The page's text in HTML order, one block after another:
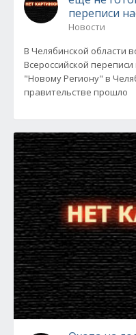
переписи
Новости
В Челябинской области
Всероссийской
"Новому Региону" в
правительстве прошло